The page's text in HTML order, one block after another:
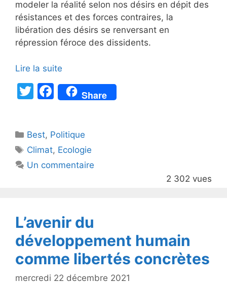
modeler la réalité selon nos désirs en dépit des
résistances et des forces contraires, la
libération des désirs se renversant en
répression féroce des dissidents.
Lire la suite
T
er
F
a
e
b
o
Share
Catégories
Best, Politique
Étiquettes
Climat, Ecologie
Un commentaire
2 302 vues
L’avenir du
développement humain
comme libertés concrètes
mercredi 22 décembre 2021